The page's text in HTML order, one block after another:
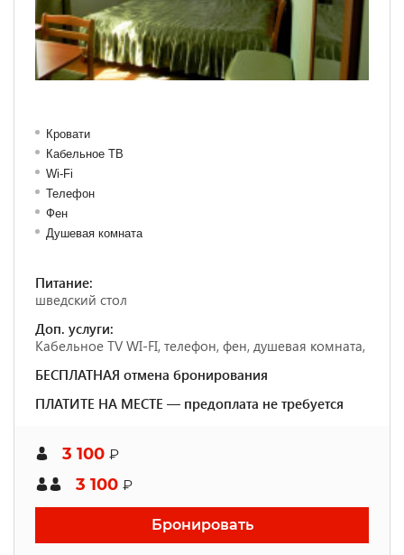
Кровати
Кабельное ТВ
Wi-Fi
Телефон
Фен
Душевая комната
Питание:
шведский стол
Доп. услуги:
Кабельное TV WI-FI, телефон, фен, душевая комната,
БЕСПЛАТНАЯ отмена бронирования
ПЛАТИТЕ НА МЕСТЕ — предоплата не требуется
3 100 ₽
3 100 ₽
Бронировать